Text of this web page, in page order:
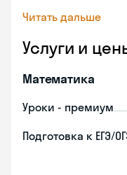
Читать дальше
Услуги и
Математика
Уроки - премиум
Подготовка к ЕГЭ/